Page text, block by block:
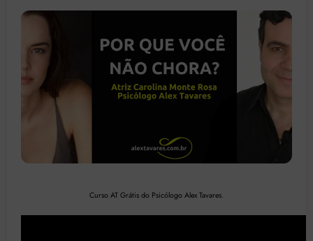
Curso AT Grátis do Psicólogo Alex Tavares.